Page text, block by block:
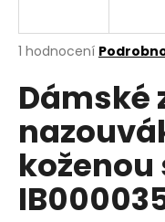
Průměrné
produktu
je
5
hvězdiček.
1 hodnocení
Dámské
j
t
?